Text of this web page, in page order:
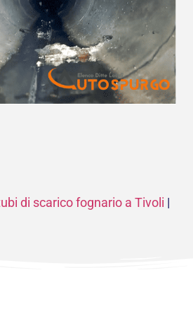
di scarico fognario a Tivoli |